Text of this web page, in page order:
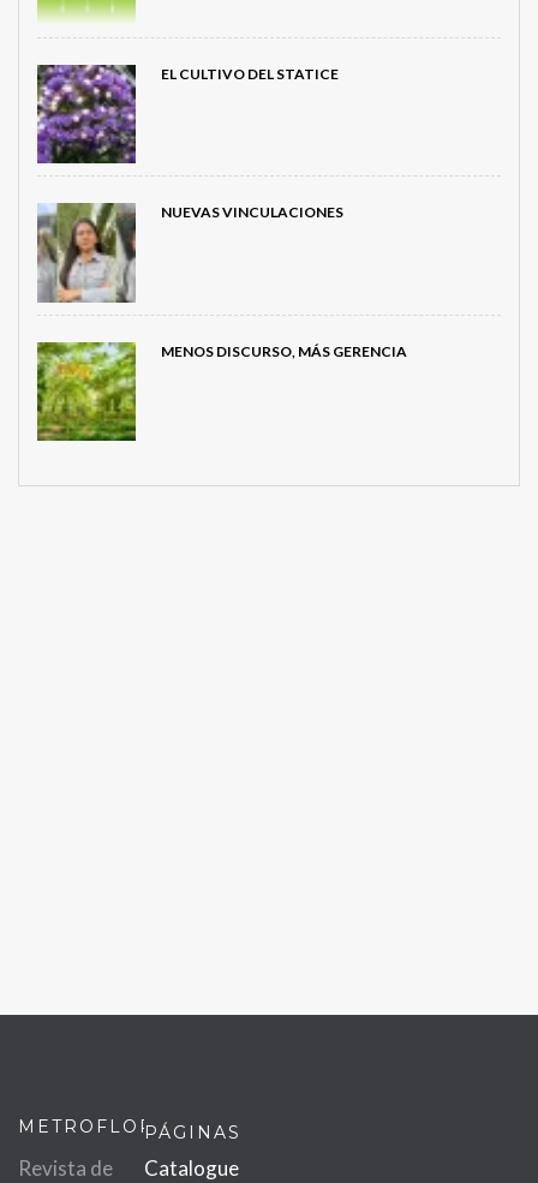
EL CULTIVO DEL STATICE
NUEVAS VINCULACIONES
MENOS DISCURSO, MÁS GERENCIA
METROFLOR
Revista de
PÁGINAS
Catalogue